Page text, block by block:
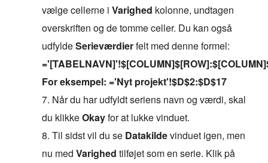
vælge cellerne i Varighed kolonne, undtagen
overskriften og de tomme celler. Du kan også
udfyldeSerieværdierfelt med denne formel:
For eksempel: ='Nyt projekt'!$D$2:$D$17
7. Når du har udfyldt seriens navn og værdi, skal
du klikkeOkayfor at lukke vinduet.
8. Til sidst vil du se Datakildevinduet igen, men
nu med Varighed tilføjet som en serie. Klik på